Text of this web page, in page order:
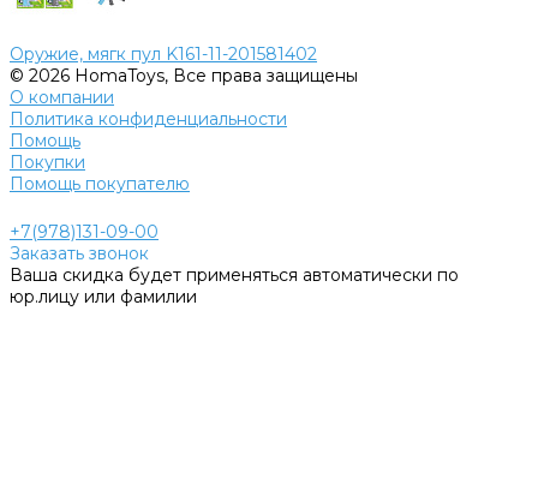
Оружие, мягк пул K161-11-201581402
© 2026 HomaToys, Все права защищены
О компании
Политика конфиденциальности
Помощь
Покупки
Помощь покупателю
+7(978)131-09-00
Заказать звонок
Ваша скидка будет применяться автоматически по
юр.лицу или фамилии